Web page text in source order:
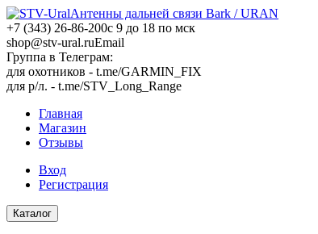
Антенны дальней связи Bark / URAN
+7 (343) 26-86-200с 9 до 18 по мск
shop@stv-ural.ruEmail
Группа в Телеграм:
для охотников - t.me/GARMIN_FIX
для р/л. - t.me/STV_Long_Range
Главная
Магазин
Отзывы
Вход
Регистрация
Каталог